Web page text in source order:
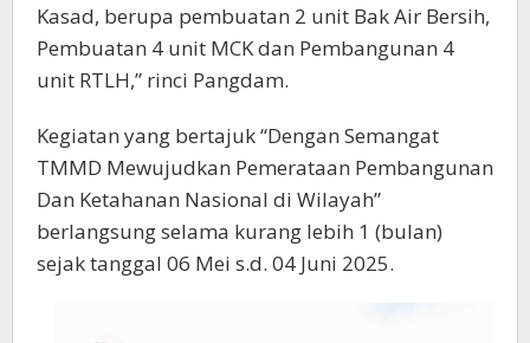
Kasad, berupa pembuatan 2 unit Bak Air Bersih,
Pembuatan 4 unit MCK dan Pembangunan 4
unit RTLH,” rinci Pangdam.
Kegiatan yang bertajuk “Dengan Semangat
TMMD Mewujudkan Pemerataan Pembangunan
Dan Ketahanan Nasional di Wilayah”
berlangsung selama kurang lebih 1 (bulan)
sejak tanggal 06 Mei s.d. 04 Juni 2025.